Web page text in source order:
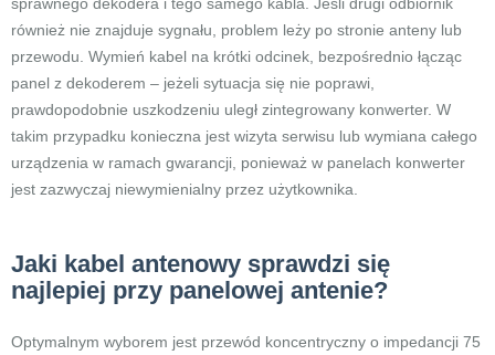
również nie znajduje sygnału, problem leży po stronie anteny lub
przewodu. Wymień kabel na krótki odcinek, bezpośrednio łącząc
panel z dekoderem – jeżeli sytuacja się nie poprawi,
prawdopodobnie uszkodzeniu uległ zintegrowany konwerter. W
takim przypadku konieczna jest wizyta serwisu lub wymiana całego
urządzenia w ramach gwarancji, ponieważ w panelach konwerter
jest zazwyczaj niewymienialny przez użytkownika.
Jaki kabel antenowy sprawdzi się
najlepiej przy panelowej antenie?
Optymalnym wyborem jest przewód koncentryczny o impedancji 75